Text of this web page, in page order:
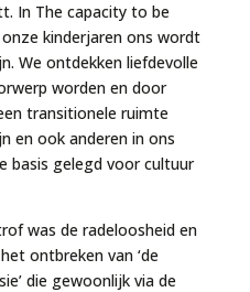
In The capacity to be
kinderjaren ons wordt
We ontdekken liefdevolle
worden en door
transitionele ruimte
en ook anderen in ons
basis gelegd voor cultuur
was de radeloosheid en
ontbreken van ‘de
die gewoonlijk via de